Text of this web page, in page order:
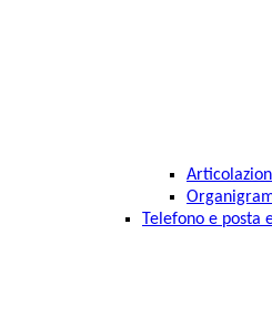
Telefono e posta